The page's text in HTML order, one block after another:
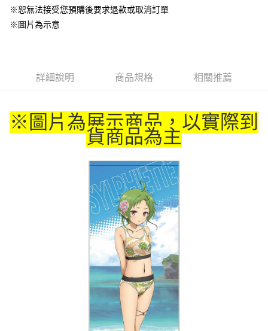
付款後全家取貨
每筆NT$65，滿NT$1,300(含以上)免運費
7-11取貨付款
付款後7-11取貨
每筆NT$65，滿NT$1,300(含以上)免運費
每筆NT$100，滿NT$1,300(含以上)免運費
宅配-離島(澎湖/金門/馬祖)-木棉花樂園專用
※恕無法接受您預購後要求退款或取消訂單
※圖片為示意
詳細說明 商品規格 相關推薦
※圖片為展示商品，以實際到
貨商品為主